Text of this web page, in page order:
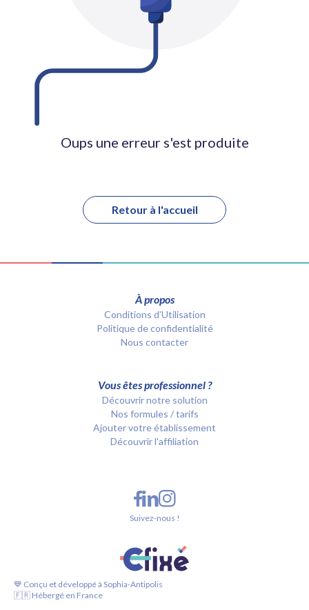
Oups une erreur s'est produite
Retour à l'accueil
À propos
Conditions d’Utilisation
Politique de confidentialité
Nous contacter
Vous êtes professionnel ?
Découvrir notre solution
Nos formules / tarifs
Ajouter votre établissement
Découvrir l'affiliation
💙 Conçu et développé à Sophia-Antipolis
🇫🇷 Hébergé en France
Suivez-nous !